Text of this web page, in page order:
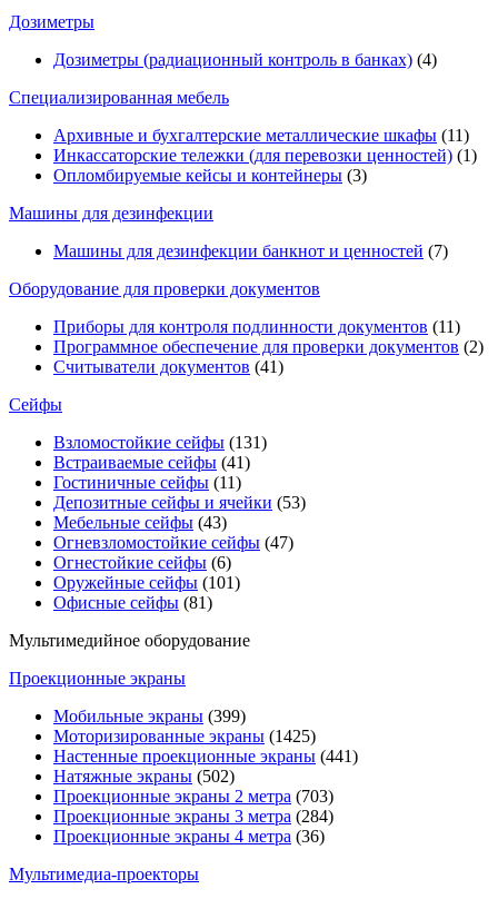
Дозиметры
Дозиметры (радиационный контроль в банках) (4)
Специализированная мебель
Архивные и бухгалтерские металлические шкафы (11)
Инкассаторские тележки (для перевозки ценностей) (1)
Опломбируемые кейсы и контейнеры (3)
Машины для дезинфекции
Машины для дезинфекции банкнот и ценностей (7)
Оборудование для проверки документов
Приборы для контроля подлинности документов (11)
Программное обеспечение для проверки документов (2)
Считыватели документов (41)
Сейфы
Взломостойкие сейфы (131)
Встраиваемые сейфы (41)
Гостиничные сейфы (11)
Депозитные сейфы и ячейки (53)
Мебельные сейфы (43)
Огневзломостойкие сейфы (47)
Огнестойкие сейфы (6)
Оружейные сейфы (101)
Офисные сейфы (81)
Мультимедийное оборудование
Проекционные экраны
Мобильные экраны (399)
Моторизированные экраны (1425)
Настенные проекционные экраны (441)
Натяжные экраны (502)
Проекционные экраны 2 метра (703)
Проекционные экраны 3 метра (284)
Проекционные экраны 4 метра (36)
Мультимедиa-проекторы